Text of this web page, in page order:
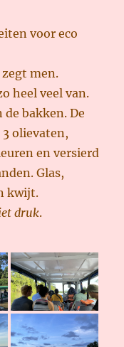
voor eco
zegt men.
heel veel van.
bakken. De
olievaten,
en versierd
Glas,
kwijt.
druk.